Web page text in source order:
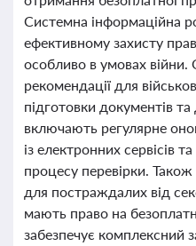
Системна інформаційна
ефективному захисту
особливо в умовах війни.
рекомендації для
підготовки документів
включають регулярне
із електронних сервісів
процесу перевірки.
для постраждалих від
мають право на
забезпечує комплексний